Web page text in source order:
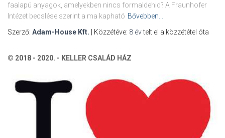
faalapú anyagok, amelyekben nincs formaldehid? A Fraunhofer
Intézet becslése szerint a ma kapható Bővebben…
Szerző: Adam-House Kft. | Közzétéve: 8 évtelt el a közzététel óta
© 2018 - 2020. - KELLER CSALÁD HÁZ